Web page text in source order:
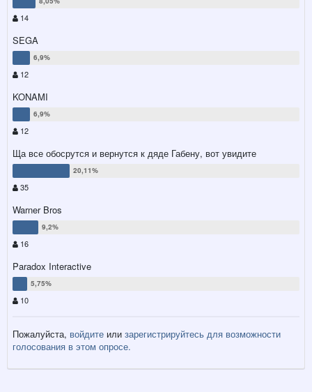
14
SEGA
12
KONAMI
12
Ща все обосрутся и вернутся к дяде Габену, вот увидите
35
Warner Bros
16
Paradox Interactive
10
Пожалуйста, войдите или зарегистрируйтесь для возможности
голосования в этом опросе.